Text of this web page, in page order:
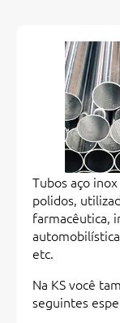
Tubos aço
polidos,
farmacêutica,
etc.
Na KS você
seguintes